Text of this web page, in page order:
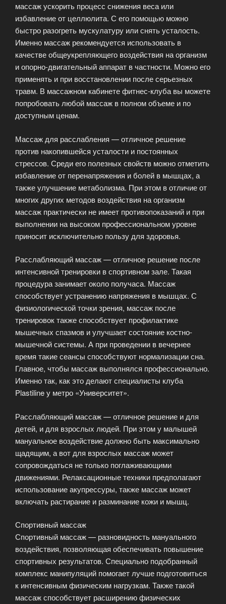
массаж ускорить процесс снижения веса или
избавление от целлюлита. С его помощью можно
быстро разогреть мускулатуру или снять усталость.
Именно массаж рекомендуется использовать в
качестве общеукрепляющего воздействия на организм
и опорно-двигательный аппарат в частности. Можно его
применять и при восстановлении после серьезных
травм. В массажном кабинете фитнес-клуба вы можете
попробовать любой массаж в полном объеме и по
доступным ценам.
Массаж для расслабления — отличное решение
против накопившейся усталости и постоянных
стрессов. Среди его полезных свойств можно отметить
избавление от перенапряжения и болей в мышцах, а
также улучшение метаболизма. При этом в отличие от
многих других методов воздействия на организм
массаж практически не имеет противопоказаний и при
выполнении на высоком профессиональном уровне
приносит исключительно пользу для здоровья.
Расслабляющий массаж — отличное решение после
интенсивной тренировки в спортивном зале. Такая
процедура занимает около получаса. Массаж
способствует устранению напряжения в мышцах. С
физиологической точки зрения, массаж после
тренировок также способствует профилактике
мышечных спазмов и улучшает состояние костно-
мышечной системы. А при проведении в вечернее
время такие сеансы способствуют нормализации сна.
Главное, чтобы массаж выполнялся профессионально.
Именно так, как это делают специалисты клуба
Plastiline у метро «Университет».
Расслабляющий массаж — отличное решение и для
детей, и для взрослых людей. При этом у малышей
мануальное воздействие должно быть максимально
щадящим, а вот для взрослых массаж может
сопровождаться не только поглаживающими
движениями. Релаксационные техники предполагают
использование акупрессуры, также массаж может
включать растирание и разминание кожи и мышц.
Спортивный массаж
Спортивный массаж — разновидность мануального
воздействия, позволяющая обеспечивать повышение
спортивных результатов. Специально подобранный
комплекс манипуляций помогает лучше подготовиться
к интенсивным физическим нагрузкам. Также такой
массаж способствует расширению физических